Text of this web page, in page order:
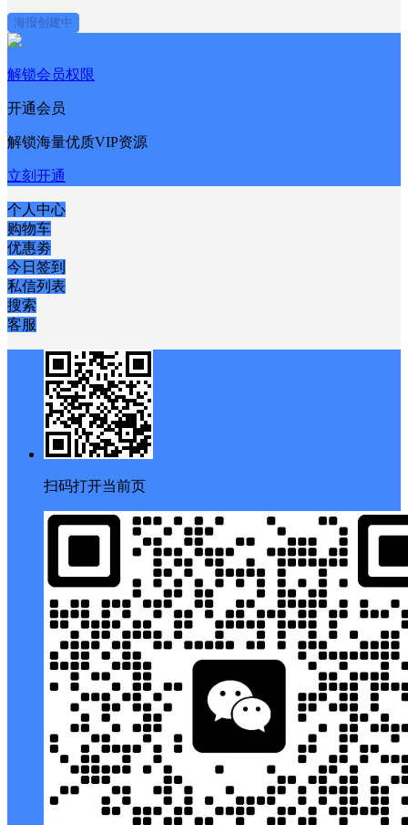
海报创建中
解锁会员权限
开通会员
解锁海量优质VIP资源
立刻开通
个人中心
购物车
优惠劵
今日签到
私信列表
搜索
客服
扫码打开当前页